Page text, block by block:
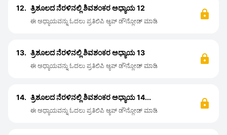
12. ತ್ರಿಶೂಲದ ನೆರಳಿನಲ್ಲಿ ಶಿವಶಂಕರ ಅಧ್ಯಾಯ 12
ಈ ಅಧ್ಯಾಯವನ್ನು ಓದಲು ಪ್ರತಿಲಿಪಿ ಆ್ಯಪ್ ಡೌನ್ಲೋಡ್ ಮಾಡಿ
13. ತ್ರಿಶೂಲದ ನೆರಳಿನಲ್ಲಿ ಶಿವಶಂಕರ ಅಧ್ಯಾಯ 13
ಈ ಅಧ್ಯಾಯವನ್ನು ಓದಲು ಪ್ರತಿಲಿಪಿ ಆ್ಯಪ್ ಡೌನ್ಲೋಡ್ ಮಾಡಿ
14. ತ್ರಿಶೂಲದ ನೆರಳಿನಲ್ಲಿ ಶಿವಶಂಕರ ಅಧ್ಯಾಯ 14...
ಈ ಅಧ್ಯಾಯವನ್ನು ಓದಲು ಪ್ರತಿಲಿಪಿ ಆ್ಯಪ್ ಡೌನ್ಲೋಡ್ ಮಾಡಿ